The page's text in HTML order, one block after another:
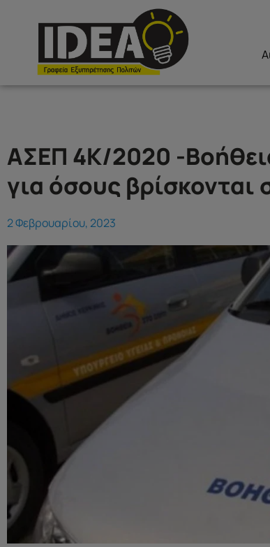
ΑΣΕΠ 4Κ/2020 -
για όσους βρίσκονται
2 Φεβρουαρίου, 2023